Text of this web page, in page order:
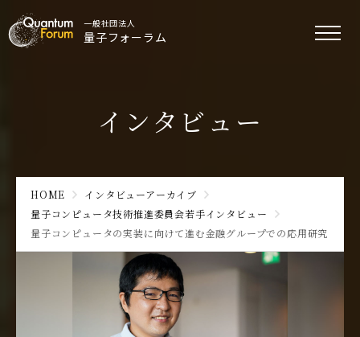
一般社団法人
量子フォーラム
インタビュー
HOME
インタビューアーカイブ
量子コンピュータ技術推進委員会若手インタビュー
量子コンピュータの実装に向けて進む金融グループでの応用研究